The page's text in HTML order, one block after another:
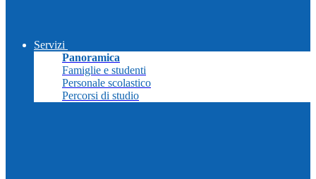
Servizi
Panoramica
Famiglie e studenti
Personale scolastico
Percorsi di studio